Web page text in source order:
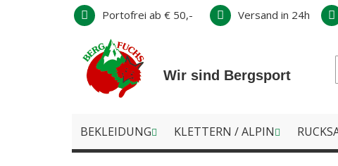
Direkt
Inhalt
Portofrei ab € 50,- Versand in 24h
Wir sind Bergsport
BEKLEIDUNG KLETTERN / ALPIN